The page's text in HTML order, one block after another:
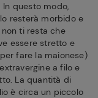
questo modo,
resterà morbido e
ti resta che
essere stretto e
fare la maionese)
a filo e
La quantità di
è circa un piccolo